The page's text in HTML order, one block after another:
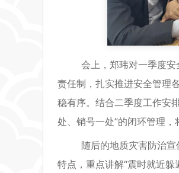
会上，郑玮对一季度安全
责任制，扎实推进安全管理
稳有序。结合二季度工作安
处、销号一处”的闭环管理
随后的地质灾害防治宣传
特点，重点讲解“震时就近躲